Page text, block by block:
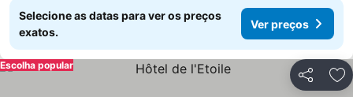
Selecione as datas para ver os preços
exatos.
Ver preços
Partilhar
Escolha popular